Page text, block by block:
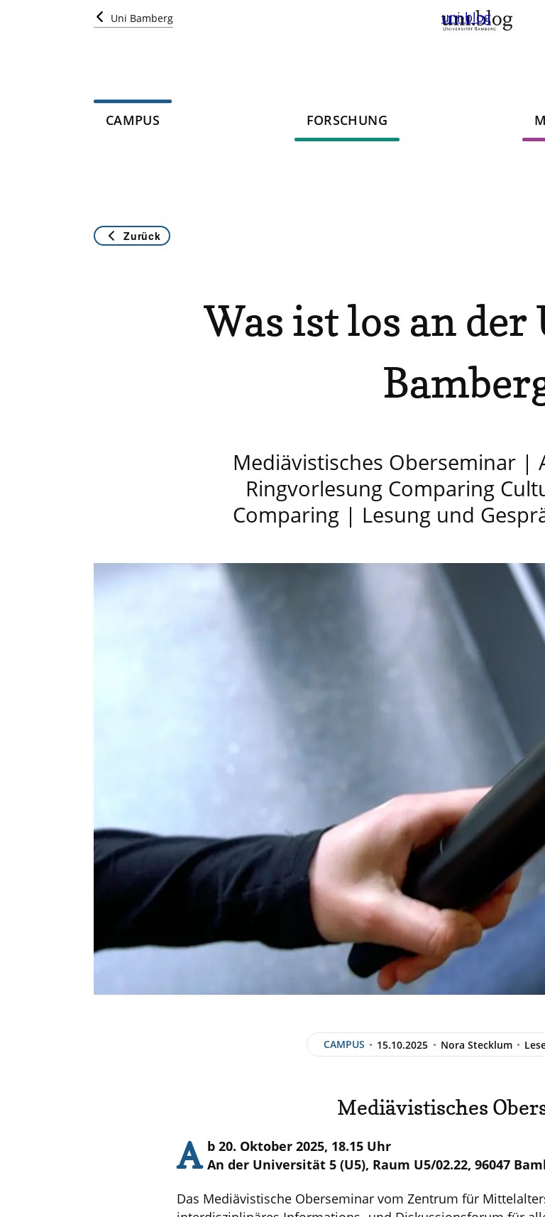
Uni Bamberg uni-blog
CAMPUS FORSCHUNG
Zurück
Was ist los an
Mediävistisches Oberseminar |
Ringvorlesung Comparing
Comparing | Lesung und
CAMPUS 15.10.2025 Nora Stecklum
Mediävistisches
A b 20. Oktober 2025, 18.15 Uhr
An der Universität 5 (U5), Raum U5/02.22, 96047
Das Mediävistische Oberseminar vom Zentrum für